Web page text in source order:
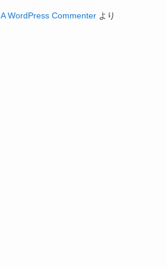
A WordPress Commenter より